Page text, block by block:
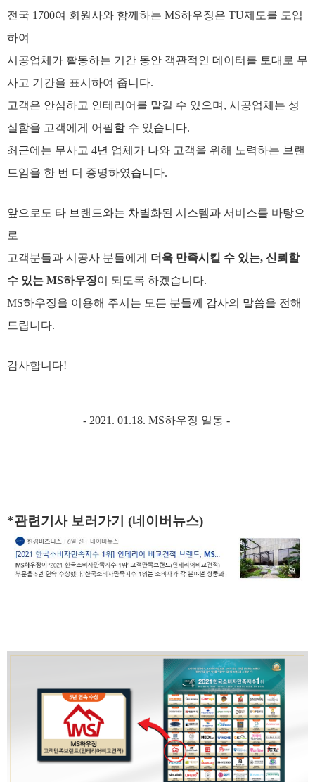
전국 1700여 회원사와 함께하는 MS하우징은 TU제도를 도입
하여
시공업체가 활동하는 기간 동안 객관적인 데이터를 토대로 무
사고 기간을 표시하여 줍니다.
고객은 안심하고 인테리어를 맡길 수 있으며, 시공업체는 성
실함을 고객에게 어필할 수 있습니다.
최근에는 무사고 4년 업체가 나와 고객을 위해 노력하는 브랜
드임을 한 번 더 증명하였습니다.
앞으로도 타 브랜드와는 차별화된 시스템과 서비스를 바탕으
로
고객분들과 시공사 분들에게 더욱 만족시킬 수 있는, 신뢰할
수 있는 MS하우징이 되도록 하겠습니다.
MS하우징을 이용해 주시는 모든 분들께 감사의 말씀을 전해
드립니다.
감사합니다!
- 2021. 01.18. MS하우징 일동 -
*관련기사 보러가기 (네이버뉴스)